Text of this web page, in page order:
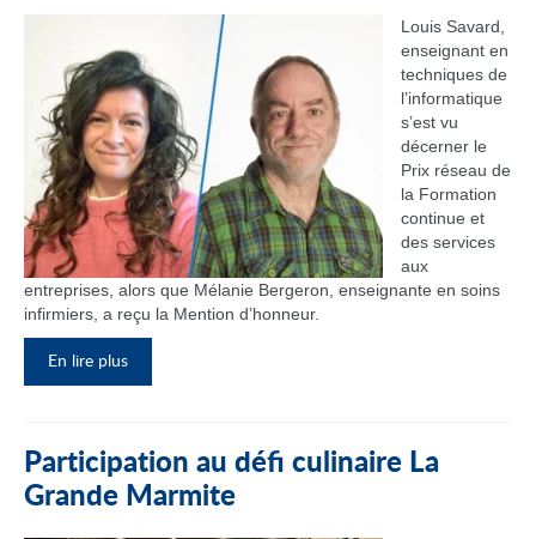
Louis Savard,
enseignant en
techniques de
l’informatique
s’est vu
décerner le
Prix réseau de
la Formation
continue et
des services
aux
entreprises, alors que Mélanie Bergeron, enseignante en soins
infirmiers, a reçu la Mention d’honneur.
En lire plus
Participation au défi culinaire La
Grande Marmite